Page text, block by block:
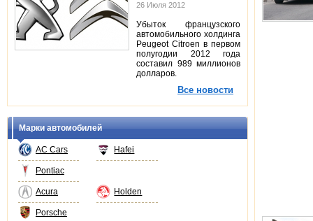
26 Июля 2012
Убыток французского
автомобильного холдинга
Peugeot Citroen в первом
полугодии 2012 года
составил 989 миллионов
долларов.
Все новости
Марки автомобилей
AC Cars Hafei
Pontiac
Acura Holden
Porsche